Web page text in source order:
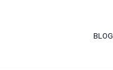
BLOG